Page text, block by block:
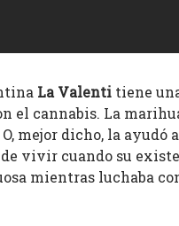
La Valenti tiene
el cannabis. La
mejor dicho, la ayudó
vivir cuando su
mientras luchaba